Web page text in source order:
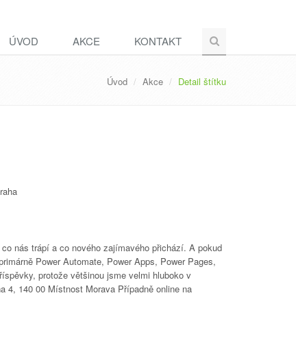
ÚVOD AKCE KONTAKT
Úvod Akce Detail štítku
nás trápí a co nového zajímavého přichází. A pokud
Power Automate, Power Apps, Power Pages,
protože většinou jsme velmi hluboko v
140 00 Místnost Morava Případně online na